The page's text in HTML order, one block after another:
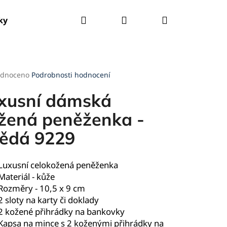
Kšandy Deštníky
Hledat PřihlášeníNákupní
Podrobnosti hodnocení
dámská
peněženka -
9229
celokožená peněženka
- kůže
- 10,5 x 9 cm
sloty na karty či doklady
kožené přihrádky na bankovky
na mince s 2 koženými přihrádky na